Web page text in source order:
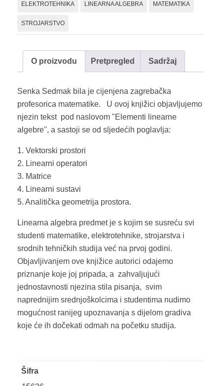
količina
ELEKTROTEHNIKA LINEARNA ALGEBRA MATEMATIKA
STROJARSTVO
O proizvodu Pretpregled Sadržaj
Senka Sedmak bila je cijenjena zagrebačka
profesorica matematike. U ovoj knjižici objavljujemo
njezin tekst pod naslovom "Elementi linearne
algebre'', a sastoji se od sljedećih poglavlja:
1. Vektorski prostori
2. Linearni operatori
3. Matrice
4. Linearni sustavi
5. Analitička geometrija prostora.
Linearna algebra predmet je s kojim se susreću svi
studenti matematike, elektrotehnike, strojarstva i
srodnih tehničkih studija već na prvoj godini.
Objavljivanjem ove knjižice autorici odajemo
priznanje koje joj pripada, a zahvaljujući
jednostavnosti njezina stila pisanja, svim
naprednijim srednjoškolcima i studentima nudimo
mogućnost ranijeg upoznavanja s dijelom gradiva
koje će ih dočekati odmah na početku studija.
Šifra